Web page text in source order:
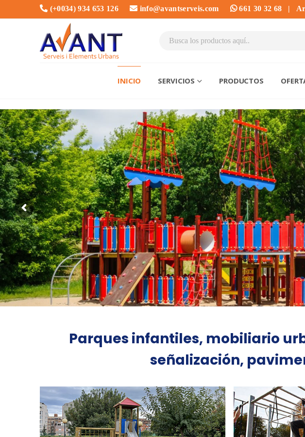
(+0034) 934 653 126 info@avantserveis.com 661 30 32 68 |
INICIO SERVICIOS PRODUCTOS
Parques infantiles, mobiliario
señalización,